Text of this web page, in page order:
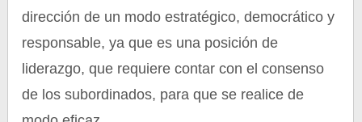
dirección de un modo estratégico, democrático y
responsable, ya que es una posición de
liderazgo, que requiere contar con el consenso
de los subordinados, para que se realice de